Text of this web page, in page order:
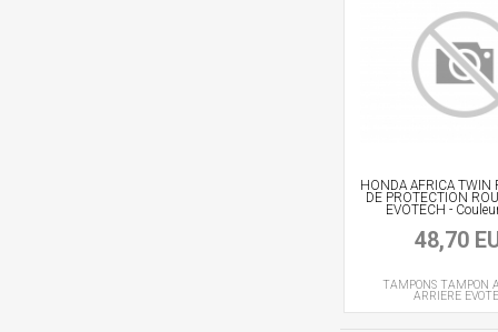
HONDA AFRICA TWIN
DE PROTECTION
EVOTECH -
48,70
TAMPONS TAMPON
ARRIERE